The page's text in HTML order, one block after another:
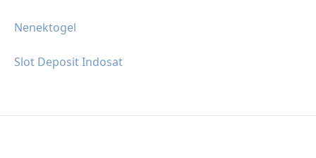
Nenektogel
Slot Deposit Indosat